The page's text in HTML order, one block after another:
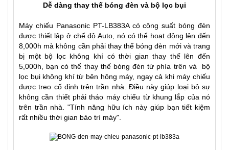
Dễ dàng thay thế bóng đèn và bộ lọc bụi
Máy chiếu Panasonic PT-LB383A có công suất bóng đèn
được thiết lập ở chế độ Auto, nó có thể hoạt động lên đến
8,000h mà không cần phải thay thế bóng đèn mới và trang
bị một bộ lọc không khí có thời gian thay thế lên đến
5,000h, bạn có thể thay thế bóng đèn từ phía trên và bộ
lọc bụi không khí từ bên hông máy, ngay cả khi máy chiếu
được treo cố định trên trần nhà. Điều này giúp loại bỏ sự
không cần thiết phải tháo máy chiếu từ khung lắp của nó
trên trần nhà. "Tính năng hữu ích này giúp bạn tiết kiệm
rất nhiều thời gian bảo trì máy".